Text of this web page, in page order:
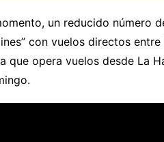
un reducido número
con vuelos directos
que opera vuelos desde La